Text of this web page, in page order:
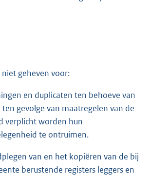
geheven voor:
en duplicaten ten behoeve van
ten gevolge van maatregelen van de
verplicht worden hun
te ontruimen.
van en het kopiëren van de bij
berustende registers leggers en